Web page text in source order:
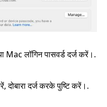
लॉगिन पासवर्ड दर्ज करें।.
दोबारा दर्ज करके पुष्टि करें।.